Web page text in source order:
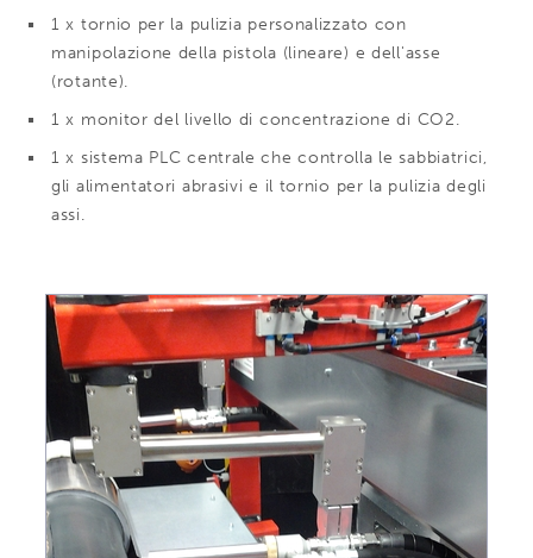
1 x tornio per la pulizia personalizzato con
manipolazione della pistola (lineare) e dell'asse
(rotante).
1 x monitor del livello di concentrazione di CO2.
1 x sistema PLC centrale che controlla le sabbiatrici,
gli alimentatori abrasivi e il tornio per la pulizia degli
assi.